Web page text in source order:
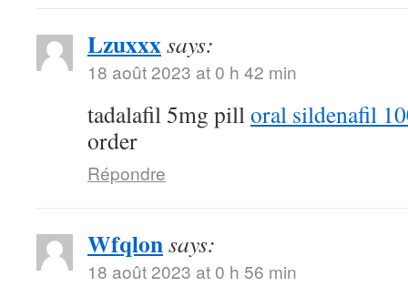
Lzuxxxsays:
18 août 2023 at 0 h 42 min
tadalafil 5mg pilloral sildenafil
order
Répondre
Wfqlonsays:
18 août 2023 at 0 h 56 min